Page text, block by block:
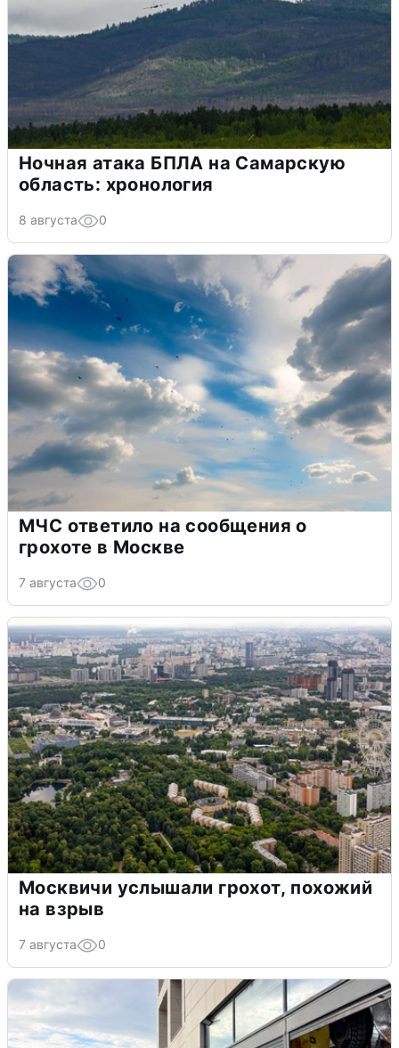
Ночная атака БПЛА на Самарскую
область: хронология
8 августа 0
МЧС ответило на сообщения о
грохоте в Москве
7 августа 0
Москвичи услышали грохот, похожий
на взрыв
7 августа 0